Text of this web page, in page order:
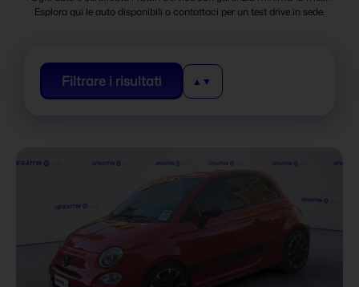
Esplora qui le auto disponibili o contattaci per un test drive in sede.
Filtrare i risultati